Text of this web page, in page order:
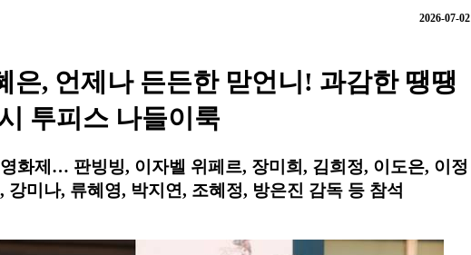
2026-07-02
은, 언제나 든든한 맏언니! 과감한 땡땡
투피스 나들이룩
화제… 판빙빙, 이자벨 위페르, 장미희, 김희정, 이도은, 이정
강미나, 류혜영, 박지연, 조혜정, 방은진 감독 등 참석